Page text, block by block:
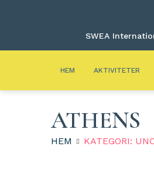
SWEA
HEM AKTIVITETER
ATHENS
HEM KATEGORI: